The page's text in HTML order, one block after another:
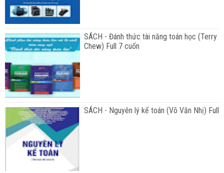
SÁCH - Đánh thức tài năng toán học (Terry
Chew) Full 7 cuốn
SÁCH - Nguyên lý kế toán (Võ Văn Nhị) Full